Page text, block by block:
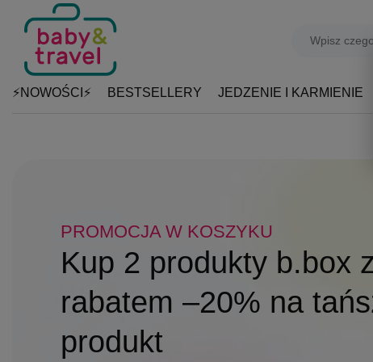
⚡NOWOŚCI⚡ BESTSELLERY JEDZENIE I KARMIENIE
PROMOCJA W KOSZYKU
Kup 2 produkty b.box z
rabatem –20% na
produkt
DO 31.08
Produkty Playshoes z
–15%
SZKOLNY NIEZBĘDNIK!
Patent na beztroskie
Butelki, bidony i